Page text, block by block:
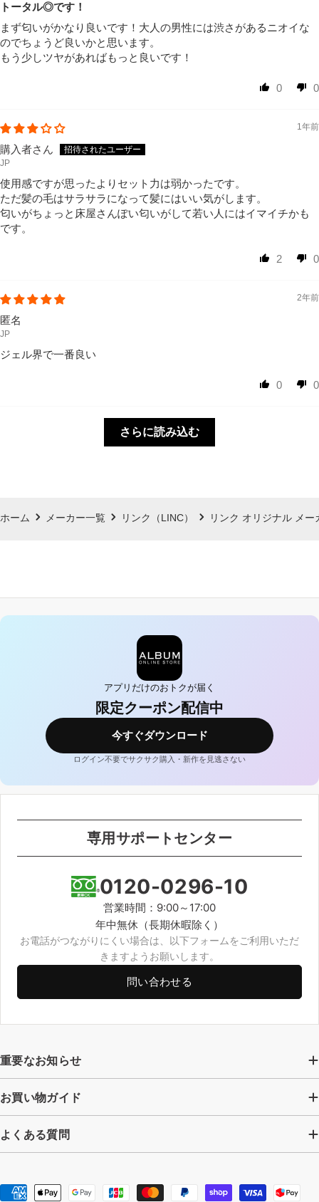
トータル◎です！
まず匂いがかなり良いです！大人の男性には渋さがあるニオイな
のでちょうど良いかと思います。
もう少しツヤがあればもっと良いです！
0 0
1年前
購入者さん
JP
使用感ですが思ったよりセット力は弱かったです。
ただ髪の毛はサラサラになって髪にはいい気がします。
匂いがちょっと床屋さんぽい匂いがして若い人にはイマイチかも
です。
2 0
2年前
匿名
JP
ジェル界で一番良い
0 0
さらに読み込む
ホーム メーカー一覧 リンク（LINC） リンク オリジナル メ
アプリだけのおトクが届く
限定クーポン配信中
今すぐダウンロード
ログイン不要でサクサク購入・新作を見逃さない
専用サポートセンター
0120-0296-10
営業時間：9:00～17:00
年中無休（長期休暇除く）
お電話がつながりにくい場合は、以下フォームをご利用いただ
きますようお願いします。
問い合わせる
重要なお知らせ
お買い物ガイド
よくある質問